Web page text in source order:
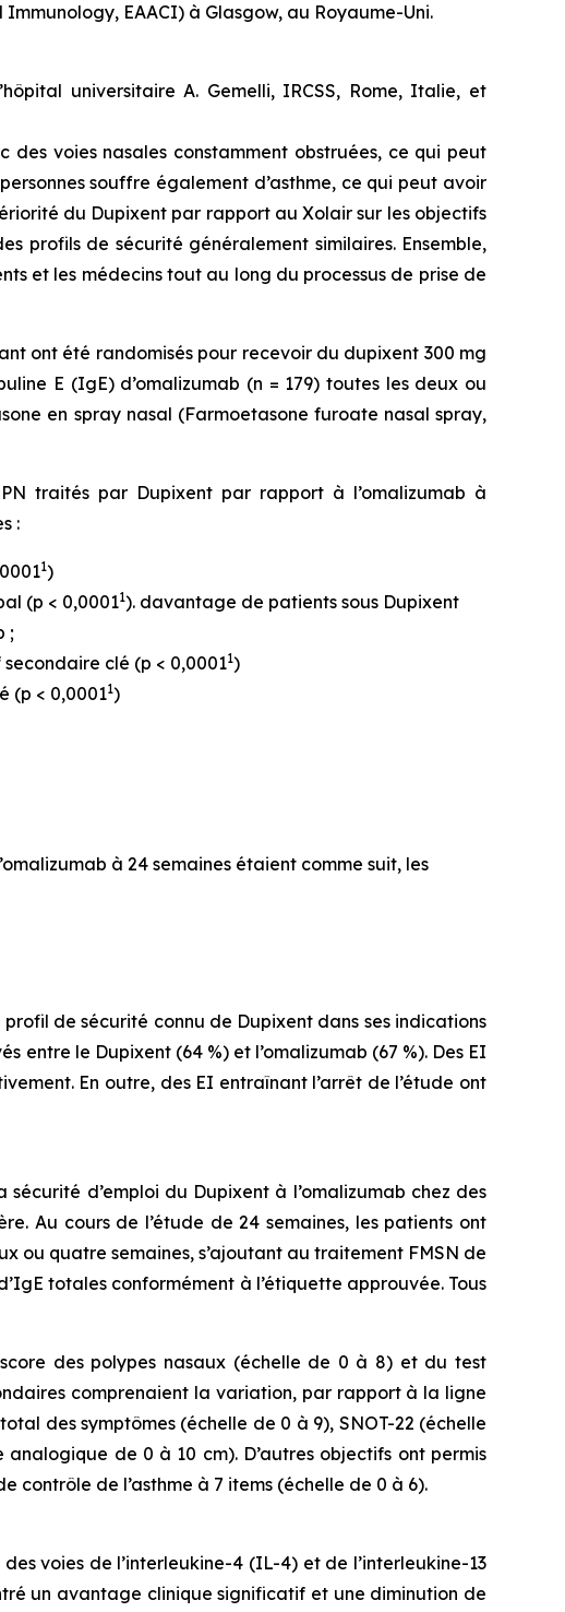
EAACI) à Glasgow, au Royaume-Uni.
universitaire A. Gemelli, IRCSS, Rome, Italie, et
voies nasales constamment obstruées, ce qui peut
souffre également d’asthme, ce qui peut avoir
du Dupixent par rapport au Xolair sur les objectifs
profils de sécurité généralement similaires. Ensemble,
et les médecins tout au long du processus de prise de
ont été randomisés pour recevoir du dupixent 300 mg
E (IgE) d’omalizumab (n = 179) toutes les deux ou
en spray nasal (Farmoetasone furoate nasal spray,
traités par Dupixent par rapport à l’omalizumab à
:
1)
(p < 0,00011). davantage de patients sous Dupixent
;
clé (p < 0,00011)
(p < 0,00011)
à 24 semaines étaient comme suit, les
de sécurité connu de Dupixent dans ses indications
entre le Dupixent (64 %) et l’omalizumab (67 %). Des EI
En outre, des EI entraînant l’arrêt de l’étude ont
d’emploi du Dupixent à l’omalizumab chez des
Au cours de l’étude de 24 semaines, les patients ont
ou quatre semaines, s’ajoutant au traitement FMSN de
totales conformément à l’étiquette approuvée. Tous
des polypes nasaux (échelle de 0 à 8) et du test
comprenaient la variation, par rapport à la ligne
des symptômes (échelle de 0 à 9), SNOT-22 (échelle
de 0 à 10 cm). D’autres objectifs ont permis
de l’asthme à 7 items (échelle de 0 à 6).
voies de l’interleukine-4 (IL-4) et de l’interleukine-13
un avantage clinique significatif et une diminution de